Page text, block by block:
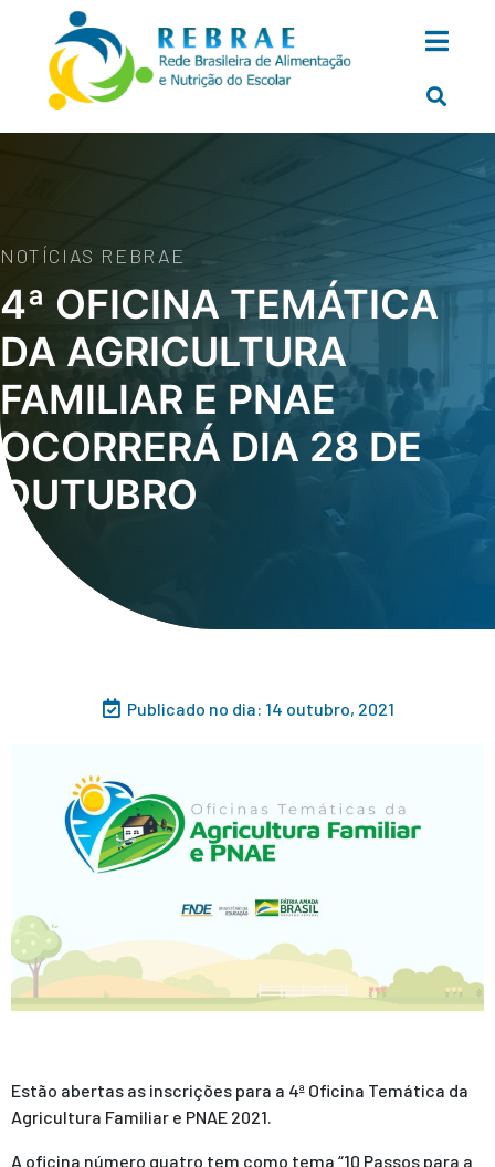
NOTÍCIAS REBRAE
4ª OFICINA TEMÁTICA
DA AGRICULTURA
FAMILIAR E PNAE
OCORRERÁ DIA 28 DE
OUTUBRO
Publicado no dia: 14 outubro, 2021
Estão abertas as inscrições para a 4ª Oficina Temática da
Agricultura Familiar e PNAE 2021.
A oficina número quatro tem como tema “10 Passos para a